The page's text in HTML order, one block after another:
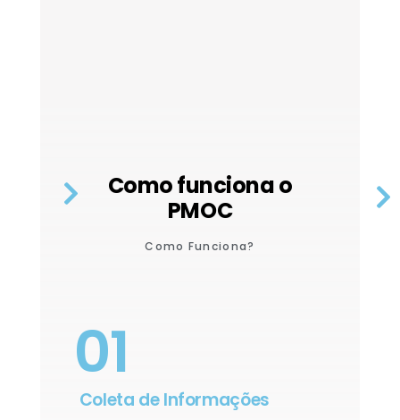
Como funciona o
PMOC
Como Funciona?
01
Coleta de Informações